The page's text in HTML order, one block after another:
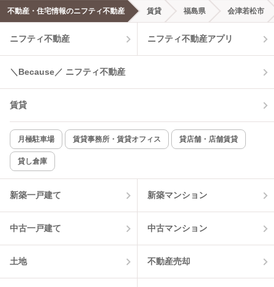
エアコンあり 都市ガス
温水洗浄便座 オートロック
コンロ2口以上
新着のみ インターネット無料
該当件数:
物件一覧に反映
不動産・住宅情報のニフティ不動産 賃貸 福島県 会津若松市
ニフティ不動産 ニフティ不動産アプリ
＼Because／ ニフティ不動産
賃貸
月極駐車場 賃貸事務所・賃貸オフィス 貸店舗・店舗賃貸
貸し倉庫
新築一戸建て 新築マンション
中古一戸建て 中古マンション
土地 不動産売却